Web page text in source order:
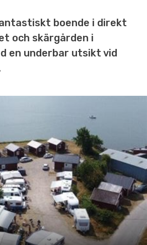
boende i direkt
och skärgården i
en underbar utsikt vid